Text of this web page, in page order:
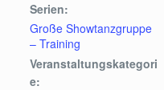
Serien:
Große Showtanzgruppe
– Training
Veranstaltungskategori
e: